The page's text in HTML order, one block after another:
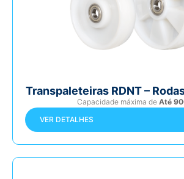
Transpaleteiras RDNT –
Capacidade máxima de Até
VER DETALHES